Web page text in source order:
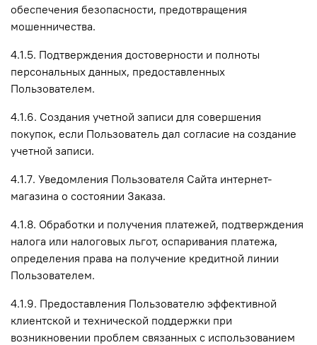
обеспечения безопасности, предотвращения
мошенничества.
4.1.5. Подтверждения достоверности и полноты
персональных данных, предоставленных
Пользователем.
4.1.6. Создания учетной записи для совершения
покупок, если Пользователь дал согласие на создание
учетной записи.
4.1.7. Уведомления Пользователя Сайта интернет-
магазина о состоянии Заказа.
4.1.8. Обработки и получения платежей, подтверждения
налога или налоговых льгот, оспаривания платежа,
определения права на получение кредитной линии
Пользователем.
4.1.9. Предоставления Пользователю эффективной
клиентской и технической поддержки при
возникновении проблем связанных с использованием